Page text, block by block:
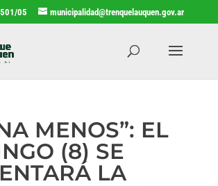
05 municipalidad@trenquelauquen.gov.ar
MENOS”: EL
(8) SE
LA